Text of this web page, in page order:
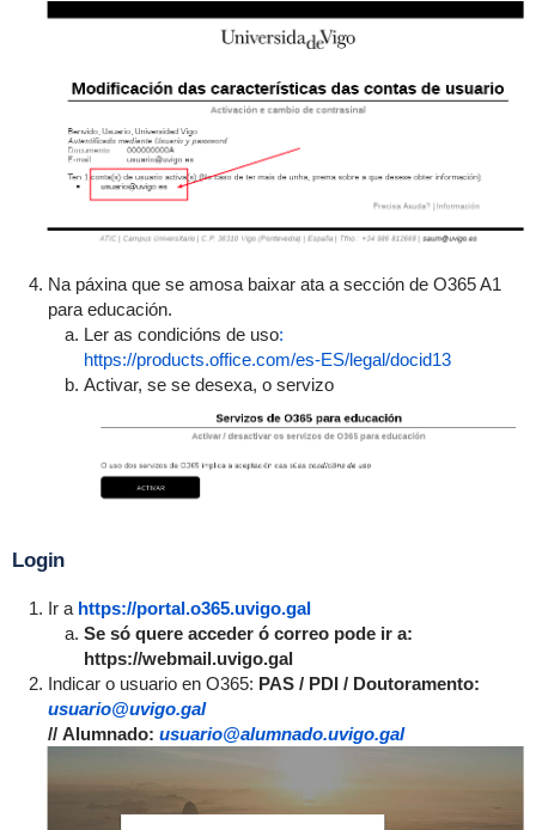
Na páxina que se amosa baixar ata a sección de O365 A1
para educación.
Ler as condicións de uso:
https://products.office.com/es-ES/legal/docid13
Activar, se se desexa, o servizo
Login
Ir a https://portal.o365.uvigo.gal
Se só quere acceder ó correo pode ir a:
https://webmail.uvigo.gal
Indicar o usuario en O365: PAS / PDI / Doutoramento:
usuario@uvigo.gal
// Alumnado: usuario@alumnado.uvigo.gal